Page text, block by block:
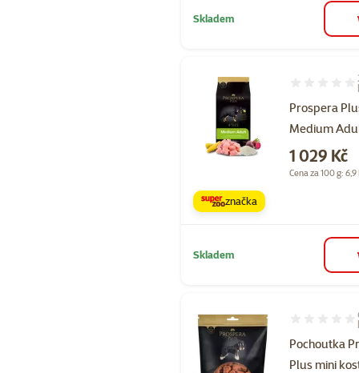
Skladem
Prospera
Medium
Hodnocení
Cena
1 029 Kč
Cena za 100 g: 6,9
značka
Skladem
Pochoutka
Plus mini
Hodnocení